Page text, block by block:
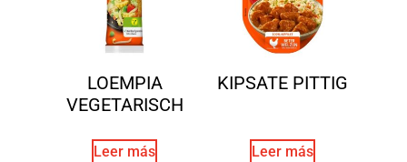
LOEMPIA
VEGETARISCH
Leer más
KIPSATE PITTIG
Leer más